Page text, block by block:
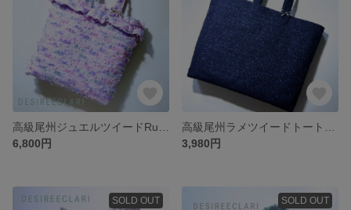
6,800円
3,980円
SOLD OUT SOLD OUT